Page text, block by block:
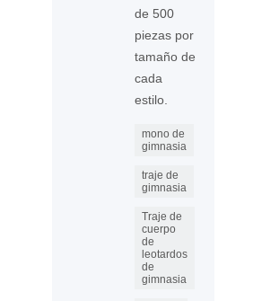
de 500
piezas por
tamaño de
cada
estilo.
mono de
gimnasia
traje de
gimnasia
Traje de
cuerpo
de
leotardos
de
gimnasia